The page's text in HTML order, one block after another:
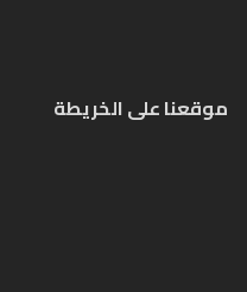
موقعنا على الخريطة